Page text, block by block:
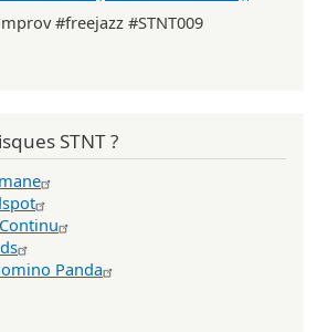
#freejazz #STNT009
STNT ?
Panda